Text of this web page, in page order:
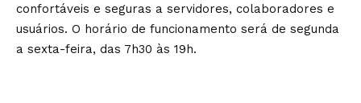
confortáveis e seguras a servidores, colaboradores e
usuários. O horário de funcionamento será de segunda
a sexta-feira, das 7h30 às 19h.